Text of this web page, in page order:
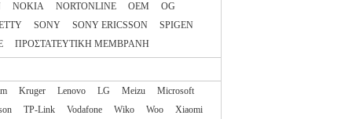
NOKIA NORTONLINE OEM
OG
SONY SONY ERICSSON
SPIGEN
ΠΡΟΣΤΑΤΕΥΤΙΚΗ ΜΕΜΒΡΑΝΗ
Kruger Lenovo LG Meizu
Microsoft
TP-Link Vodafone Wiko Woo
Xiaomi